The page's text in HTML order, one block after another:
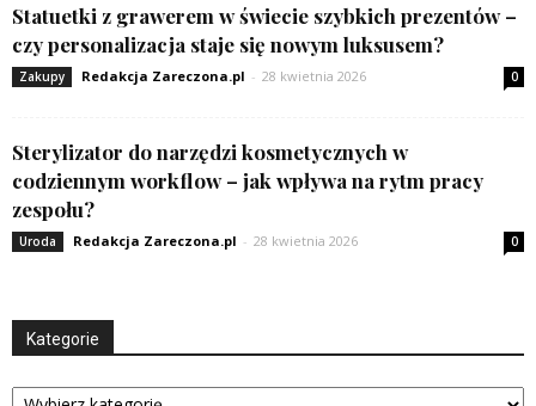
Statuetki z grawerem w świecie szybkich prezentów –
czy personalizacja staje się nowym luksusem?
Zakupy Redakcja Zareczona.pl - 28 kwietnia 2026 0
Sterylizator do narzędzi kosmetycznych w
codziennym workflow – jak wpływa na rytm pracy
zespołu?
Uroda Redakcja Zareczona.pl - 28 kwietnia 2026 0
Kategorie
Kategorie